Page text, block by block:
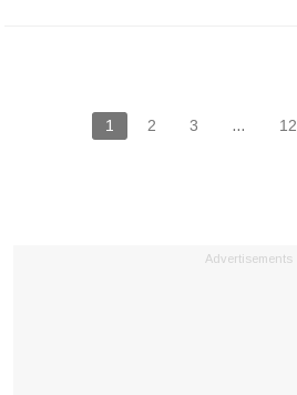
1 2 3 … 12
Advertisements